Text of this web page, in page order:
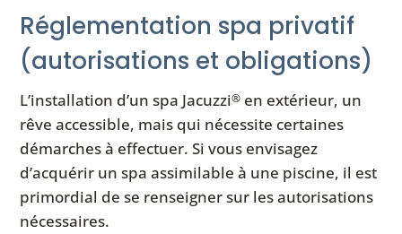
Réglementation spa privatif
(autorisations et obligations)
L’installation d’un spa Jacuzzi® en extérieur, un
rêve accessible, mais qui nécessite certaines
démarches à effectuer. Si vous envisagez
d’acquérir un spa assimilable à une piscine, il est
primordial de se renseigner sur les autorisations
nécessaires.